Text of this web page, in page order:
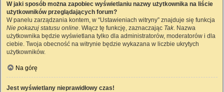
W jaki sposób można zapobiec wyświetlaniu nazwy użytkownika na liście
użytkowników przeglądających forum?
W panelu zarządzania kontem, w “Ustawieniach witryny” znajduje się funkcja
Nie pokazuj statusu online. Włącz tę funkcję, zaznaczając Tak. Nazwa
użytkownika będzie wyświetlana tylko dla administratorów, moderatorów i dla
ciebie. Twoja obecność na witrynie będzie wykazana w liczbie ukrytych
użytkowników.
Na górę
Jest wyświetlany nieprawidłowy czas!